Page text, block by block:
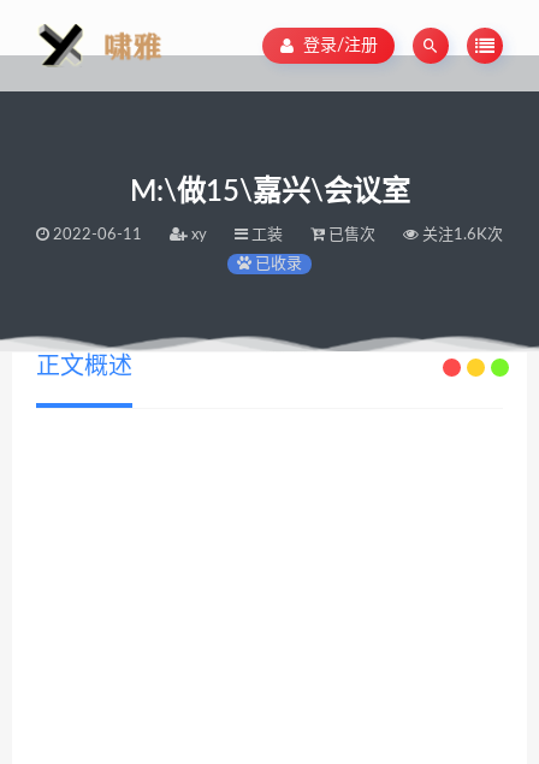
登录/注册
M:\做15\嘉兴\会议室
2022-06-11 xy 工装 已售次
关注1.6K次
已收录
正文概述